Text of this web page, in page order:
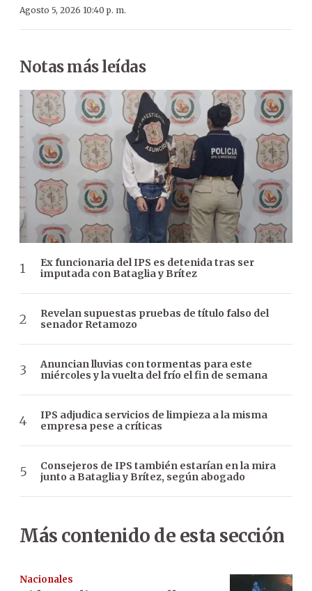
Agosto 5, 2026 10:40 p. m.
Notas más leídas
Ex funcionaria del IPS es detenida tras ser
imputada con Bataglia y Brítez
Revelan supuestas pruebas de título falso del
senador Retamozo
Anuncian lluvias con tormentas para este
miércoles y la vuelta del frío el fin de semana
IPS adjudica servicios de limpieza a la misma
empresa pese a críticas
Consejeros de IPS también estarían en la mira
junto a Bataglia y Brítez, según abogado
Más contenido de esta sección
Nacionales